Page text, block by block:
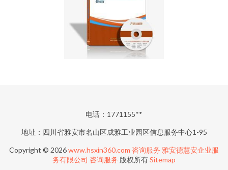
电话：1771155**
地址：四川省雅安市名山区成雅工业园区信息服务中心1-95
Copyright © 2026www.hsxin360.com 咨询服务 雅安德慧安企业服
务有限公司 咨询服务 版权所有Sitemap